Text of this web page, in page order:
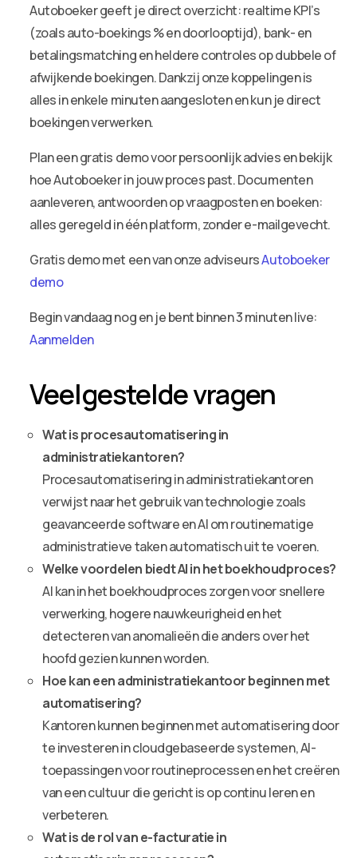
Autoboeker geeft je direct overzicht: realtime KPI’s
(zoals auto-boekings % en doorlooptijd), bank- en
betalingsmatching en heldere controles op dubbele of
afwijkende boekingen. Dankzij onze koppelingen is
alles in enkele minuten aangesloten en kun je direct
boekingen verwerken.
Plan een gratis demo voor persoonlijk advies en bekijk
hoe Autoboeker in jouw proces past. Documenten
aanleveren, antwoorden op vraagposten en boeken:
alles geregeld in één platform, zonder e-mailgevecht.
Gratis demo met een van onze adviseursAutoboeker
demo
Begin vandaag nog en je bent binnen 3 minuten live:
Aanmelden
Veelgestelde vragen
Wat is procesautomatisering in
administratiekantoren?
Procesautomatisering in administratiekantoren
verwijst naar het gebruik van technologie zoals
geavanceerde software en AI om routinematige
administratieve taken automatisch uit te voeren.
Welke voordelen biedt AI in het boekhoudproces?
AI kan in het boekhoudproces zorgen voor snellere
verwerking, hogere nauwkeurigheid en het
detecteren van anomalieën die anders over het
hoofd gezien kunnen worden.
Hoe kan een administratiekantoor beginnen met
automatisering?
Kantoren kunnen beginnen met automatisering door
te investeren in cloudgebaseerde systemen, AI-
toepassingen voor routineprocessen en het creëren
van een cultuur die gericht is op continu leren en
verbeteren.
Wat is de rol van e-facturatie in